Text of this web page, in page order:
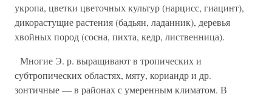
укропа, цветки цветочных культур (нарцисс, гиацинт),
дикорастущие растения (бадьян, ладанник), деревья
хвойных пород (сосна, пихта, кедр, лиственница).
Многие Э. р. выращивают в тропических и
субтропических областях, мяту, кориандр и др.
зонтичные — в районах с умеренным климатом. В